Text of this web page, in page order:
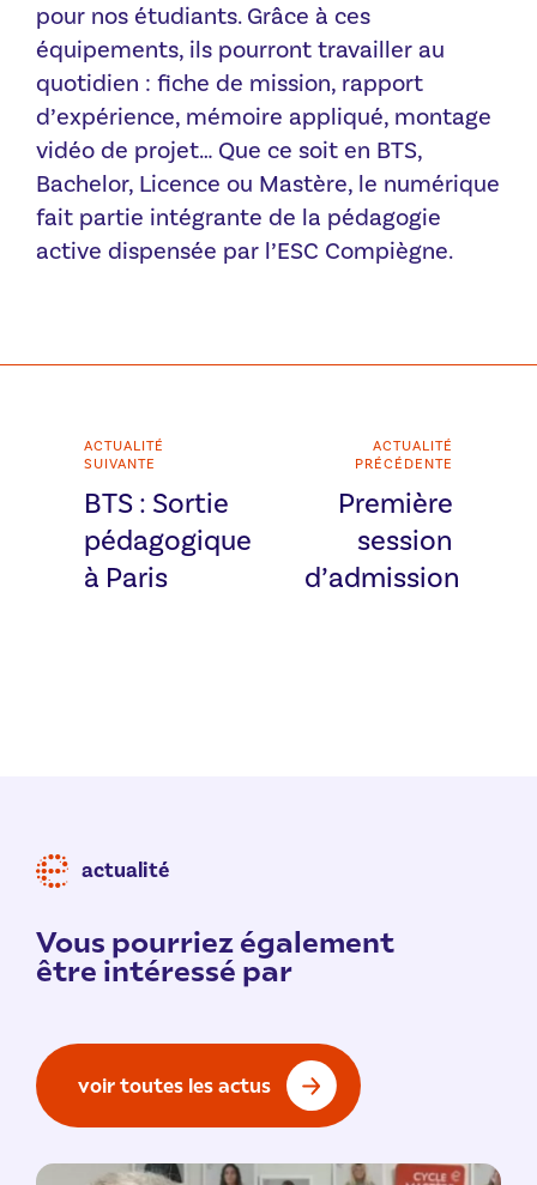
pour nos étudiants. Grâce à ces
équipements, ils pourront travailler au
quotidien : fiche de mission, rapport
d’expérience, mémoire appliqué, montage
vidéo de projet… Que ce soit en BTS,
Bachelor, Licence ou Mastère, le numérique
fait partie intégrante de la pédagogie
active dispensée par l’ESC Compiègne.
ACTUALITÉ
SUIVANTE
BTS : Sortie
pédagogique
à Paris
ACTUALITÉ
PRÉCÉDENTE
Première
session
d’admission
actualité
Vous pourriez également
être intéressé par
voir toutes les actus